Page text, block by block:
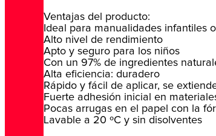
Ventajas del producto:
Ideal para manualidades infantiles
Alto nivel de rendimiento
Apto y seguro para los niños
Con un 97% de ingredientes
Alta eficiencia: duradero
Rápido y fácil de aplicar, se
Fuerte adhesión inicial en
Pocas arrugas en el papel con la
Lavable a 20 ºC y sin disolventes